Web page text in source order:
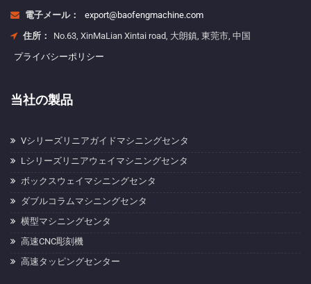
電子メール：
export@baofengmachine.com
住所：
No.63, XinMaLian Xintai road, 大朗鎮, 東莞市, 中国
プライバシーポリシー
当社の製品
Vシリーズリニアガイドマシニングセンタ
Lシリーズリニアウェイマシニングセンタ
ボックスウェイマシニングセンタ
ダブルコラムマシニングセンタ
横型マシニングセンタ
高速CNC彫刻機
高速タッピングセンター